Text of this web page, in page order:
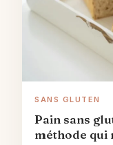
SANS GLUTEN
Pain sans
méthode qui